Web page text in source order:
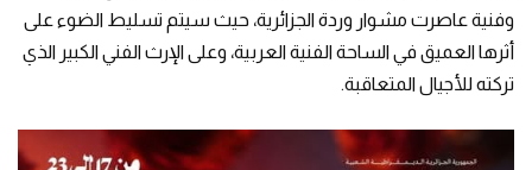
وفنية عاصرت مشوار وردة الجزائرية، حيث سيتم تسليط الضوء على
أثرها العميق في الساحة الفنية العربية، وعلى الإرث الفني الكبير الذي
تركته للأجيال المتعاقبة.